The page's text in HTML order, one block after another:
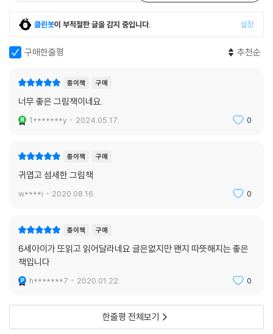
클린봇이 부적절한 글을 감지 중입니다. 설정
구매한줄평 추천순
종이책 구매
너무 좋은 그림책이네요.
1*******y 2024.05.17. 0
종이책 구매
귀엽고 섬세한 그림책
w****i 2020.08.16. 0
종이책 구매
6세아이가 또읽고 읽어달라네요 글은없지만 왠지 따뜻해지는 좋은
책입니다
h*******7 2020.01.22. 0
한줄평 전체보기